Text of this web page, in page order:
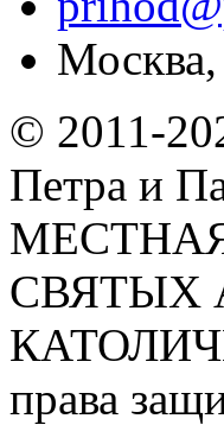
© 2011-
Петра и
СВЯТЫХ
права